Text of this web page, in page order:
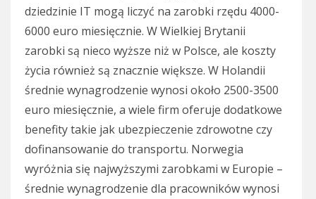
dziedzinie IT mogą liczyć na zarobki rzędu 4000-
6000 euro miesięcznie. W Wielkiej Brytanii
zarobki są nieco wyższe niż w Polsce, ale koszty
życia również są znacznie większe. W Holandii
średnie wynagrodzenie wynosi około 2500-3500
euro miesięcznie, a wiele firm oferuje dodatkowe
benefity takie jak ubezpieczenie zdrowotne czy
dofinansowanie do transportu. Norwegia
wyróżnia się najwyższymi zarobkami w Europie –
średnie wynagrodzenie dla pracowników wynosi